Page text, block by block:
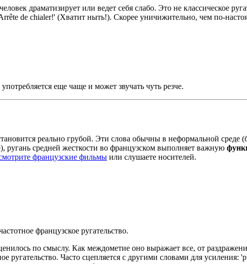
драматизирует или ведет себя слабо. Это не классическое
de chialer!' (Хватит ныть!). Скорее уничижительно, чем по-
еще чаще и может звучать чуть резче.
реально грубой. Эти слова обычны в неформальной среде
средней жесткости во французском выполняет важную
французские фильмы или слушаете носителей.
французское ругательство.
по смыслу. Как междометие оно выражает все, от
ругательство. Часто сцепляется с другими словами для